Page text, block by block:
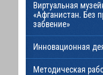
Виртуальная музейная комната
«Афганистан. Без
забвение»
Инновационная
Методическая